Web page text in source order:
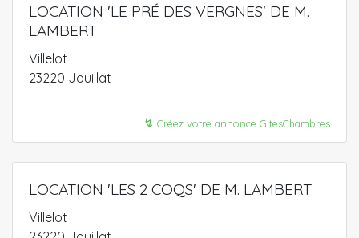
LOCATION 'LE PRÉ DES VERGNES' DE M.
LAMBERT
Villelot
23220 Jouillat
↯ Créez votre annonce GitesChambres
LOCATION 'LES 2 COQS' DE M. LAMBERT
Villelot